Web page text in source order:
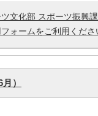
文化部 スポーツ振興
ォームをご利用くださ
）